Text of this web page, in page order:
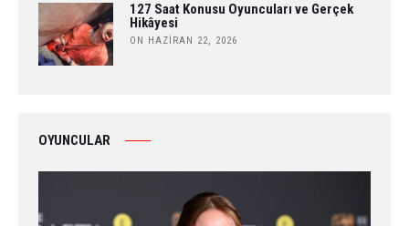
127 Saat Konusu Oyuncuları ve Gerçek
Hikâyesi
ON HAZIRAN 22, 2026
OYUNCULAR